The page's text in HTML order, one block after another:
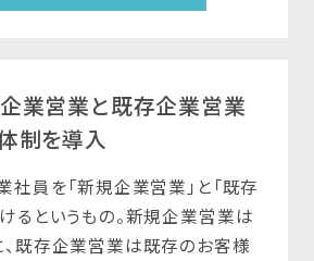
業営業と既存企業営業
制を導入
社員を「新規企業営業」と「既存
るというもの。新規企業営業は
既存企業営業は既存のお客様